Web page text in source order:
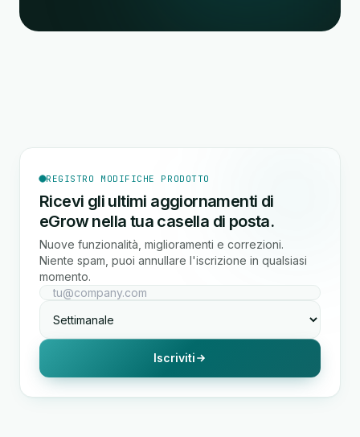
REGISTRO MODIFICHE PRODOTTO
Ricevi gli ultimi aggiornamenti di
eGrow nella tua casella di posta.
Nuove funzionalità, miglioramenti e correzioni.
Niente spam, puoi annullare l'iscrizione in qualsiasi
momento.
Iscriviti